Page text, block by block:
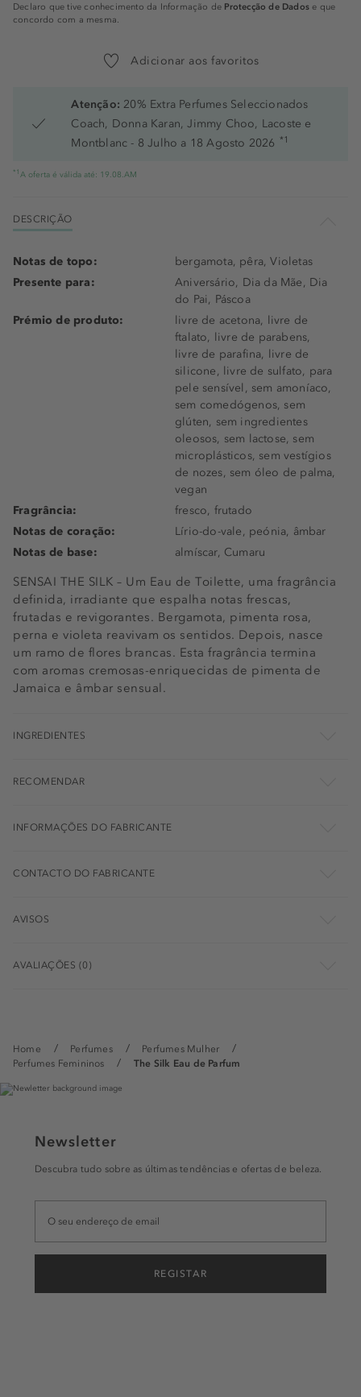
Home Perfumes
Perfumes Mulher
Perfumes Femininos
The Silk Eau de Parfum
Declaro que tive conhecimento da Informação de Protecção de Dados e que
concordo com a mesma.
Adicionar aos favoritos
Atenção: 20% Extra Perfumes Seleccionados
Coach, Donna Karan, Jimmy Choo, Lacoste e
Montblanc - 8 Julho a 18 Agosto 2026 *1
*1 A oferta é válida até: 19.08.AM
DESCRIÇÃO
SENSAI THE SILK – Um Eau de Toilette, uma fragrância
definida, irradiante que espalha notas frescas,
frutadas e revigorantes. Bergamota, pimenta rosa,
perna e violeta reavivam os sentidos. Depois, nasce
um ramo de flores brancas. Esta fragrância termina
com aromas cremosas-enriquecidas de pimenta de
Jamaica e âmbar sensual.
Notas de topo:
bergamota, pêra, Violetas
Presente para:
Aniversário, Dia da Mãe, Dia
do Pai, Páscoa
Prémio de produto:
livre de acetona, livre de
ftalato, livre de parabens,
livre de parafina, livre de
silicone, livre de sulfato, para
pele sensível, sem amoníaco,
sem comedógenos, sem
glúten, sem ingredientes
oleosos, sem lactose, sem
microplásticos, sem vestígios
de nozes, sem óleo de palma,
vegan
Fragrância:
fresco, frutado
Notas de coração:
Lírio-do-vale, peónia, âmbar
Notas de base:
almíscar, Cumaru
INGREDIENTES
RECOMENDAR
INFORMAÇÕES DO FABRICANTE
CONTACTO DO FABRICANTE
AVISOS
AVALIAÇÕES (0)
Newsletter
Descubra tudo sobre as últimas tendências e ofertas de beleza.
REGISTAR